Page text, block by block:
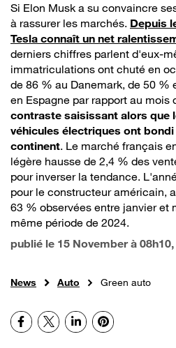
Si Elon Musk a su convaincre
à rassurer les marchés. Depuis
Tesla connaît un net
derniers chiffres parlent d'eux-
immatriculations ont chuté en
de 86 % au Danemark, de 50 %
en Espagne par rapport au mois
contraste saisissant alors que
véhicules électriques ont bondi
continent. Le marché français
légère hausse de 2,4 % des
pour inverser la tendance.
pour le constructeur américain,
63 % observées entre janvier et
même période de 2024.
publié le 15 November à 08h10
News Auto Green auto
Facebook
X LinkedInPinterest